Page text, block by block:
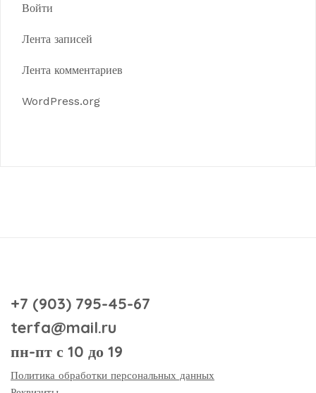
Войти
Лента записей
Лента комментариев
WordPress.org
+7 (903) 795-45-67
terfa@mail.ru
пн-пт с 10 до 19
Политика обработки персональных данных